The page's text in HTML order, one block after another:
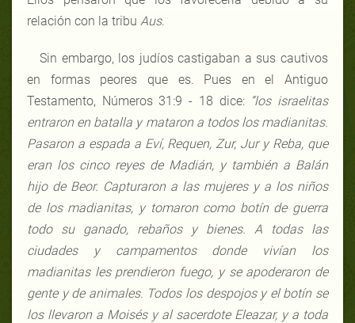
relación con la tribu Aus.
Sin embargo, los judíos castigaban a sus cautivos
en formas peores que es. Pues en el Antiguo
Testamento, Números 31:9 - 18 dice: “los israelitas
entraron en batalla y mataron a todos los madianitas.
Pasaron a espada a Eví, Requen, Zur, Jur y Reba, que
eran los cinco reyes de Madián, y también a Balán
hijo de Beor. Capturaron a las mujeres y a los niños
de los madianitas, y tomaron como botín de guerra
todo su ganado, rebaños y bienes. A todas las
ciudades y campamentos donde vivían los
madianitas les prendieron fuego, y se apoderaron de
gente y de animales. Todos los despojos y el botín se
los llevaron a Moisés y al sacerdote Eleazar, y a toda